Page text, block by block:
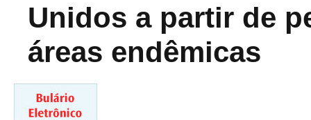
Unidos a partir de
áreas endêmicas